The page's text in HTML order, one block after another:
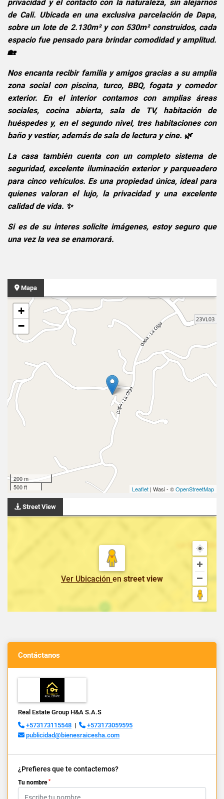
privacidad y el contacto con la naturaleza, sin alejarnos
de Cali. Ubicada en una exclusiva parcelación de Dapa,
sobre un lote de 2.130m² y con 530m² construidos, cada
espacio fue pensado para brindar comodidad y amplitud.
🏡
Nos encanta recibir familia y amigos gracias a su amplia
zona social con piscina, turco, BBQ, fogata y comedor
exterior. En el interior contamos con amplias áreas
sociales, cocina abierta, sala de TV, habitación de
huéspedes y, en el segundo nivel, tres habitaciones con
baño y vestier, además de sala de lectura y cine. 🌿
La casa también cuenta con un completo sistema de
seguridad, excelente iluminación exterior y parqueadero
para cinco vehículos. Es una propiedad única, ideal para
quienes valoran el lujo, la privacidad y una excelente
calidad de vida. ✨
Si es de su interes solicite imágenes, estoy seguro que
una vez la vea se enamorará.
Mapa
+
−
200 m
500 ft
Leaflet | Wasi - ©OpenStreetMap
Street View
Ver Ubicación en street view
Contáctanos
Real Estate Group H&A S.A.S
+573173115548 |
+573173059595
publicidad@bienesraicesha.com
¿Prefieres que te contactemos?
Tu nombre *